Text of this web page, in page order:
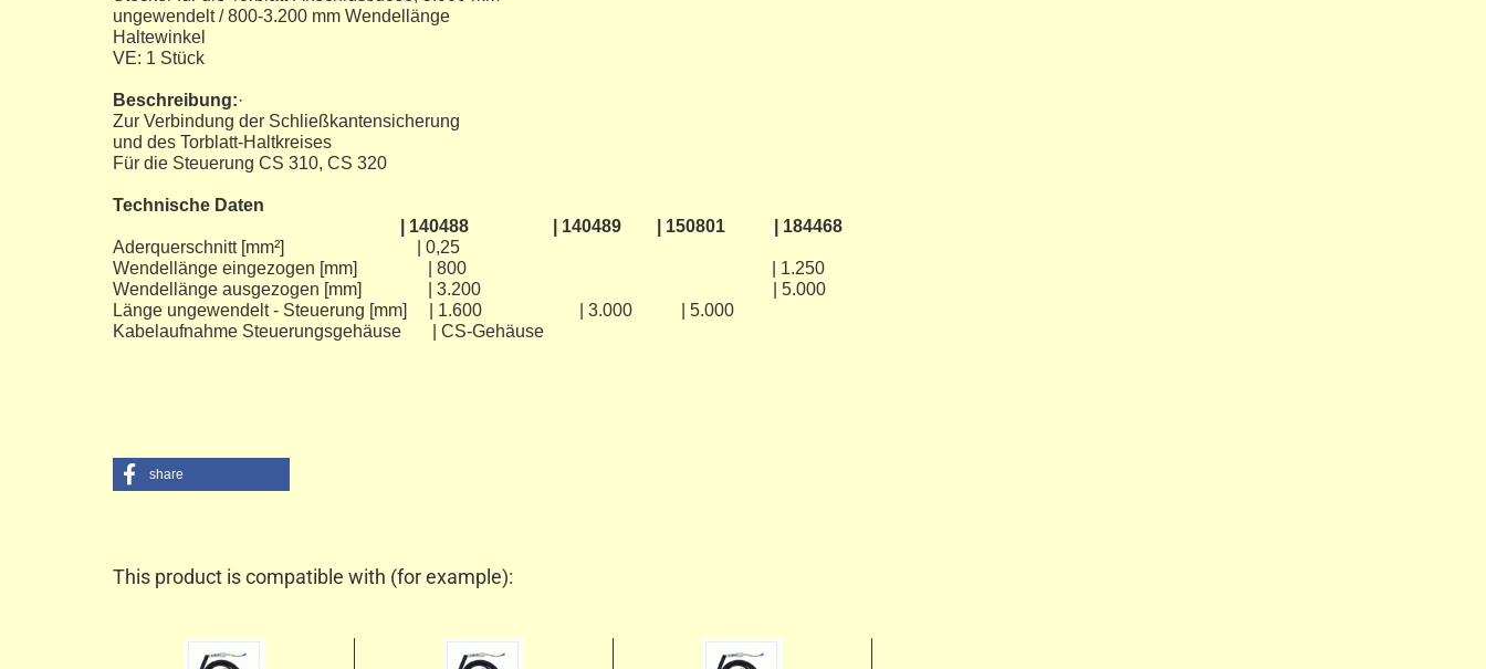
ungewendelt / 800-3.200 mm Wendellänge
Haltewinkel
VE: 1 Stück
Beschreibung:·
Zur Verbindung der Schließkantensicherung
und des Torblatt-Haltkreises
Für die Steuerung CS 310, CS 320
Technische Daten
| 140488 | 140489 | 150801 | 184468
Aderquerschnitt [mm²] | 0,25
Wendellänge eingezogen [mm] | 800 | 1.250
Wendellänge ausgezogen [mm] | 3.200 | 5.000
Länge ungewendelt - Steuerung [mm] | 1.600 | 3.000 | 5.000
Kabelaufnahme Steuerungsgehäuse | CS-Gehäuse
share
This product is compatible with (for example):